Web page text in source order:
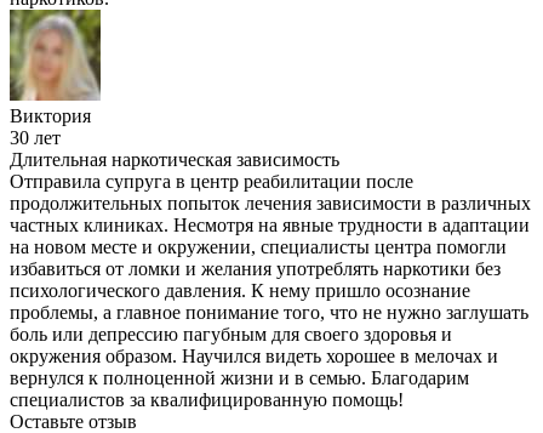
Виктория
30 лет
Длительная наркотическая зависимость
Отправила супруга в центр реабилитации после
продолжительных попыток лечения зависимости в различных
частных клиниках. Несмотря на явные трудности в адаптации
на новом месте и окружении, специалисты центра помогли
избавиться от ломки и желания употреблять наркотики без
психологического давления. К нему пришло осознание
проблемы, а главное понимание того, что не нужно заглушать
боль или депрессию пагубным для своего здоровья и
окружения образом. Научился видеть хорошее в мелочах и
вернулся к полноценной жизни и в семью. Благодарим
специалистов за квалифицированную помощь!
Оставьте отзыв